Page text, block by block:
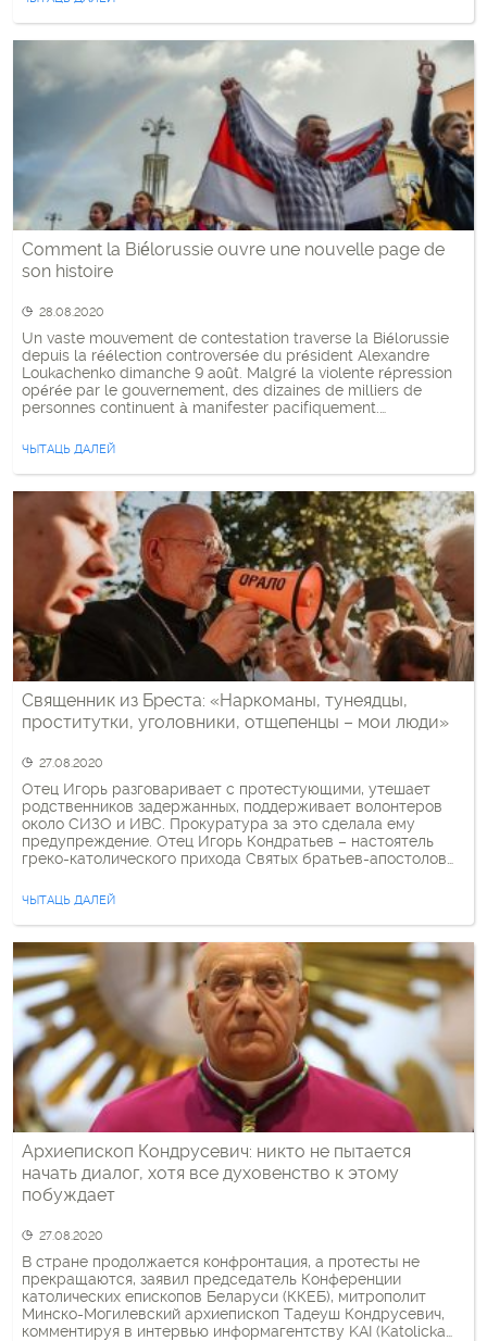
Comment la Biélorussie ouvre une nouvelle page de
son histoire
28.08.2020
Un vaste mouvement de contestation traverse la Biélorussie
depuis la réélection controversée du président Alexandre
Loukachenko dimanche 9 août. Malgré la violente répression
opérée par le gouvernement, des dizaines de milliers de
personnes continuent à manifester pacifiquement.
capitale biélorusse, mais aussi dans de nombreuses autres
villes du […]
ЧЫТАЦЬ ДАЛЕЙ
Священник из Бреста: «Наркоманы, тунеядцы,
проститутки, уголовники, отщепенцы – мои люди»
27.08.2020
Отец Игорь разговаривает с протестующими, утешает
родственников задержанных, поддерживает волонтеров
около СИЗО и ИВС. Прокуратура за это сделала ему
предупреждение. Отец Игорь Кондратьев – настоятель
греко-католического прихода Святых братьев-апостолов
стал узнаваемой персоной в городе. Высокий, в черной
сутане с крестом на груди – его сложно […]
ЧЫТАЦЬ ДАЛЕЙ
Архиепископ Кондрусевич: никто не пытается
начать диалог, хотя все духовенство к этому
побуждает
27.08.2020
В стране продолжается конфронтация, а протесты не
прекращаются, заявил председатель Конференции
католических епископов Беларуси (ККЕБ), митрополит
Минско-Могилевский архиепископ Тадеуш Кондрусевич,
комментируя в интервью информагентству KAI (Katolicka